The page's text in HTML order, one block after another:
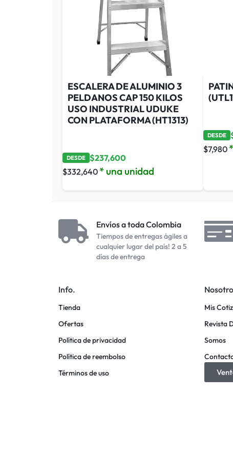
ESCALERA DE ALUMINIO 3
PELDANOS CAP 150 KILOS
USO INDUSTRIAL UDUKE
CON PLATAFORMA (HT1313)
DESDE $237,600
$332,640 * una unidad
DESDE
$7,980
Envíos a toda Colombia
Tiempos de entregas ágiles a
cualquier lugar del país! 2 a 5
días de entrega
Info.
Tienda
Ofertas
Política de privacidad
Política de reembolso
Términos de uso
Mis
Revista
Somos